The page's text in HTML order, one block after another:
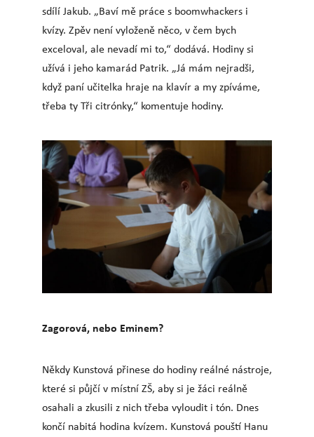
sdílí Jakub. „Baví mě práce s boomwhackers i
kvízy. Zpěv není vyloženě něco, v čem bych
exceloval, ale nevadí mi to,“ dodává. Hodiny si
užívá i jeho kamarád Patrik. „Já mám nejradši,
když paní učitelka hraje na klavír a my zpíváme,
třeba ty Tři citrónky,“ komentuje hodiny.
Zagorová, nebo Eminem?
Někdy Kunstová přinese do hodiny reálné nástroje,
které si půjčí v místní ZŠ, aby si je žáci reálně
osahali a zkusili z nich třeba vyloudit i tón. Dnes
končí nabitá hodina kvízem. Kunstová pouští Hanu